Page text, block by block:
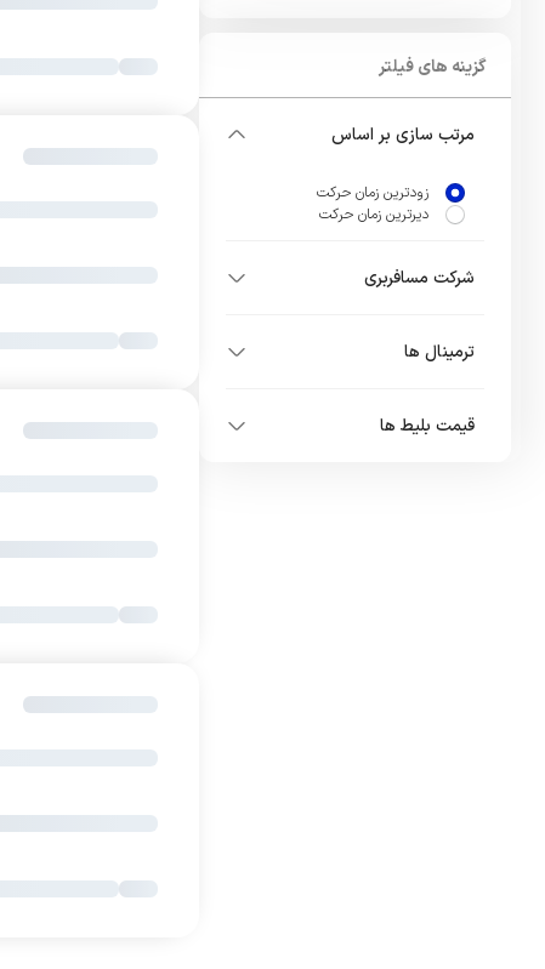
گزینه های فیلتر
مرتب سازی بر اساس
زودترین زمان حرکت
دیرترین زمان حرکت
شرکت مسافربری
ترمینال ها
قیمت بلیط ها